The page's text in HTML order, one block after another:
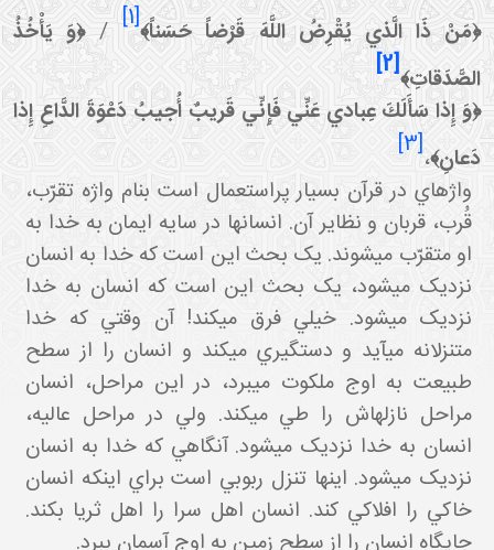
﴿مَنْ ذَا الَّذي يُقْرِضُ اللَّهَقَرْضاً حَسَناً﴾[1]
/﴿وَ يَأْخُذُ
الصَّدَقاتِ﴾[2]
﴿وَ إِذا سَأَلَكَ عِبادي عَنِّي فَإِنِّي قَريبٌ أُجيبُ دَعْوَةَ الدَّاعِ إِذا
دَعانِ﴾،[3]
واژه اي در قرآن بسيار پراستعمال است بنام واژه تقرّب،
قُرب، قربان و نظاير آن. انسان ها در سايه ايمان به خدا به
او متقرّب مي شوند. يک بحث اين است که خدا به انسان
نزديک مي شود، يک بحث اين است که انسان به خدا
نزديک مي شود. خيلي فرق مي کند! آن وقتي که خدا
متنزلانه مي آيد و دستگيري مي کند و انسان را از سطح
طبيعت به اوج ملکوت مي برد، در اين مراحل، انسان
مراحل نازله اش را طي مي کند. ولي در مراحل عاليه،
انسان به خدا نزديک مي شود. آن گاهي که خدا به انسان
نزديک مي شود.اينها تنزل ربوبي است براي اينکه انسان
خاکي را افلاکي کند. انسان اهل سرا را اهل ثريا بکند.